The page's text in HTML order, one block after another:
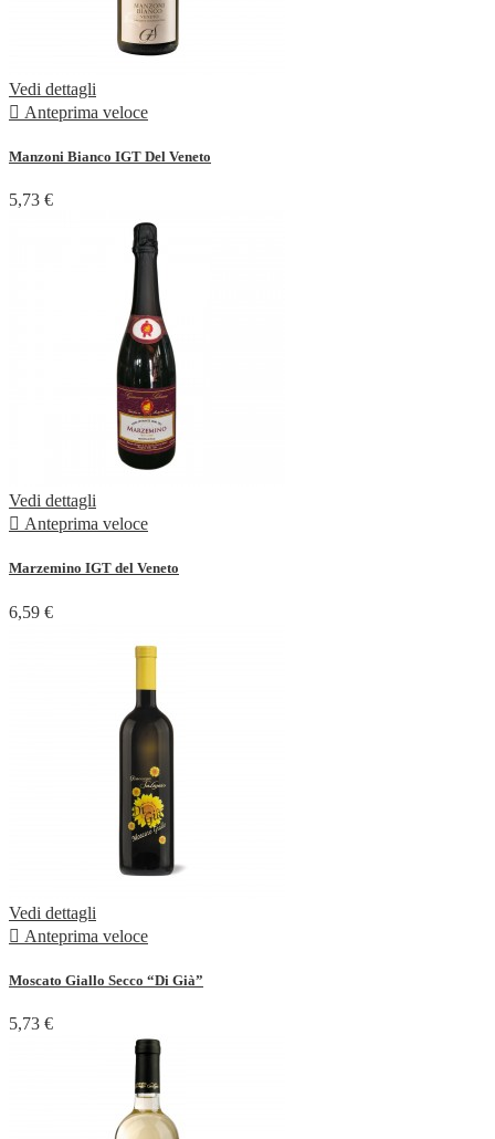
Vedi dettagli
 Anteprima veloce
Manzoni Bianco IGT Del Veneto
5,73 €
Vedi dettagli
 Anteprima veloce
Marzemino IGT del Veneto
6,59 €
Vedi dettagli
 Anteprima veloce
Moscato Giallo Secco “Di Già”
5,73 €